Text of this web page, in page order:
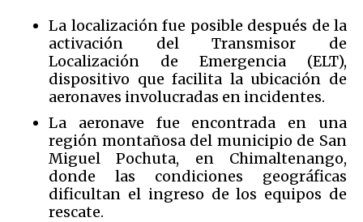
La localización fue posible después de la
activación del Transmisor de
Localización de Emergencia (ELT),
dispositivo que facilita la ubicación de
aeronaves involucradas en incidentes.
La aeronave fue encontrada en una
región montañosa del municipio de San
Miguel Pochuta, en Chimaltenango,
donde las condiciones geográficas
dificultan el ingreso de los equipos de
rescate.